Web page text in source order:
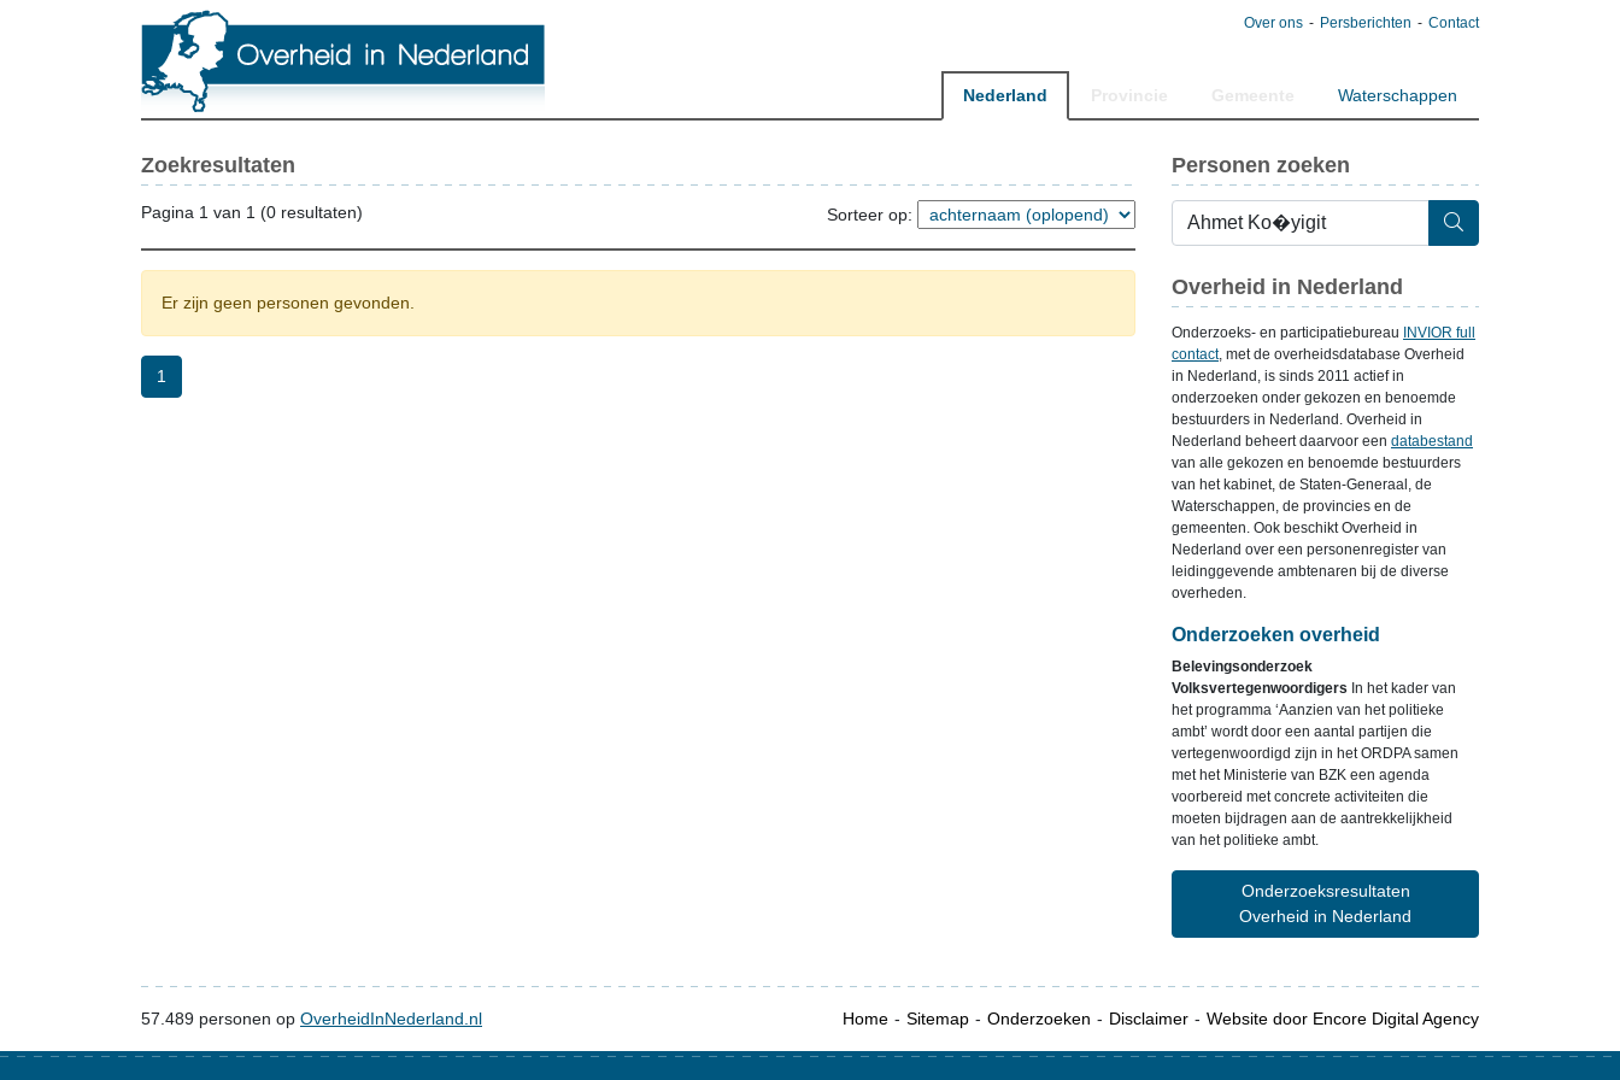
Over ons Persberichten Contact
Nederland Waterschappen
Zoekresultaten
Pagina 1 van 1 (0 resultaten) Sorteer op:
Er zijn geen personen gevonden.
1
Personen zoeken
Overheid in Nederland
Onderzoeks- en participatiebureau
INVIOR full
contact, met de overheidsdatabase Overheid
in Nederland, is sinds 2011 actief in
onderzoeken onder gekozen en benoemde
bestuurders in Nederland. Overheid in
Nederland beheert daarvoor een databestand
van alle gekozen en benoemde bestuurders
van het kabinet, de Staten-Generaal, de
Waterschappen, de provincies en de
gemeenten. Ook beschikt Overheid in
Nederland over een personenregister van
leidinggevende ambtenaren bij de diverse
overheden.
Onderzoeken overheid
Belevingsonderzoek
Volksvertegenwoordigers In het kader van
het programma ‘Aanzien van het politieke
ambt’ wordt door een aantal partijen die
vertegenwoordigd zijn in het ORDPA samen
met het Ministerie van BZK een agenda
voorbereid met concrete activiteiten die
moeten bijdragen aan de aantrekkelijkheid
van het politieke ambt.
Onderzoeksresultaten
Overheid in Nederland
57.489 personen op OverheidInNederland.nl Home Sitemap Onderzoeken Disclaimer Website door Encore Digital Agency